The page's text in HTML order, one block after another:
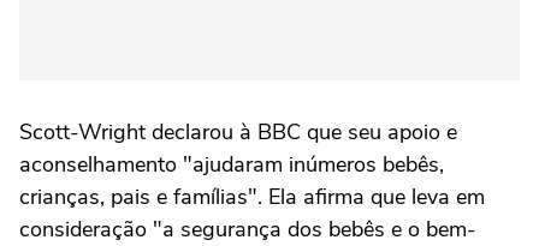
Scott-Wright declarou à BBC que seu apoio e
aconselhamento "ajudaram inúmeros bebês,
crianças, pais e famílias". Ela afirma que leva em
consideração "a segurança dos bebês e o bem-